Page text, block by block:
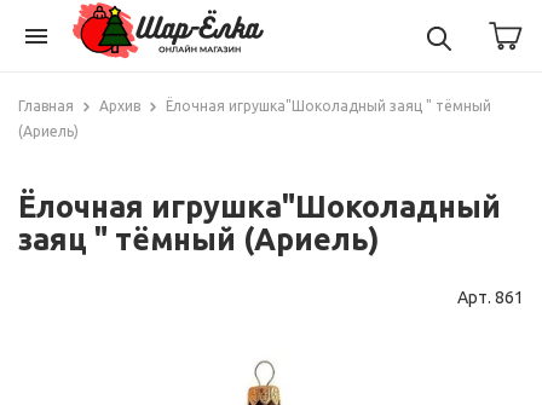
menu
Главная Архив
Ёлочная игрушка"Шоколадный заяц " тёмный
(Ариель)
Ёлочная игрушка"Шоколадный
заяц " тёмный (Ариель)
Арт. 861